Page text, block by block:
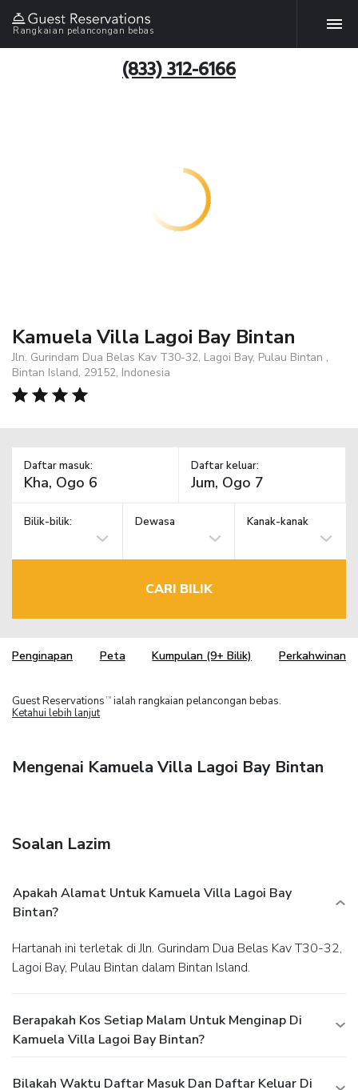
Rangkaian pelancongan bebas
(833) 312-6166
Kamuela Villa Lagoi Bay Bintan
Jln. Gurindam Dua Belas Kav T30-32, Lagoi Bay, Pulau Bintan ,
Bintan Island, 29152, Indonesia
Daftar masuk: Daftar keluar:
Bilik-bilik: Dewasa Kanak-kanak
CARI BILIK
Penginapan Peta Kumpulan (9+ Bilik) Perkahwinan
Guest Reservations TM ialah rangkaian pelancongan bebas.
Ketahui lebih lanjut
Mengenai Kamuela Villa Lagoi Bay Bintan
Soalan Lazim
Apakah Alamat Untuk Kamuela Villa Lagoi Bay
Bintan?
Hartanah ini terletak di Jln. Gurindam Dua Belas Kav T30-32,
Lagoi Bay, Pulau Bintan dalam Bintan Island.
Berapakah Kos Setiap Malam Untuk Menginap Di
Kamuela Villa Lagoi Bay Bintan?
Bilakah Waktu Daftar Masuk Dan Daftar Keluar Di